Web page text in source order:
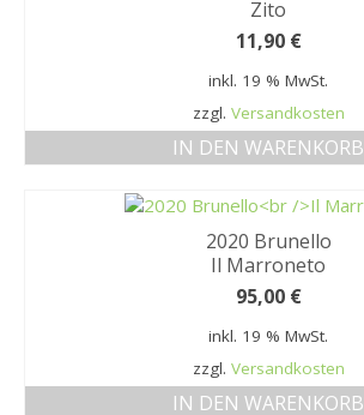
Zito
11,90 €
inkl. 19 % MwSt.
zzgl. Versandkosten
IN DEN WARENKORB
2020 Brunello
Il Marroneto
95,00 €
inkl. 19 % MwSt.
zzgl. Versandkosten
IN DEN WARENKORB